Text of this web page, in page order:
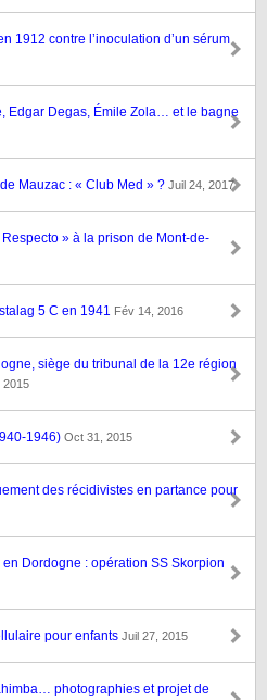
1912 contre l’inoculation d’un sérum
Edgar Degas, Émile Zola… et le bagne
Mauzac : « Club Med » ? Juil 24, 2017
» à la prison de Mont-de-
5 C en 1941 Fév 14, 2016
siège du tribunal de la 12e région
2015
1946) Oct 31, 2015
des récidivistes en partance pour
Dordogne : opération SS Skorpion
pour enfants Juil 27, 2015
photographies et projet de